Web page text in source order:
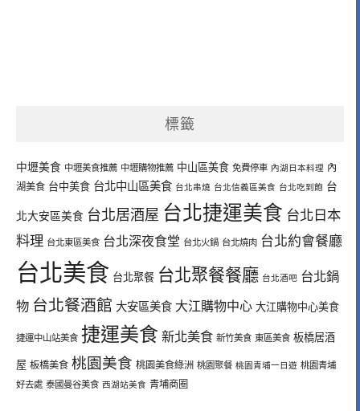
標籤
中壢美食 中壢美食推薦 中壢購物推薦 中山區美食 免費停車 內湖日本料理 內
湖美食 台中美食 台北中山區美食 台北串燒 台北信義區美食 台北吃到飽 台
北大安區美食 台北居酒屋 台北捷運美食 台北日本
料理 台北東區美食 台北深夜食堂 台北火鍋 台北燒肉 台北約會餐廳
台北美食 台北聚餐 台北聚餐餐廳 台北酒吧 台北鍋
物 台北餐酒館 大安區美食 大江購物中心 大江購物中心美食
捷運中山站美食 捷運美食 新北美食 新竹美食 東區美食 板橋居酒
屋 板橋美食 桃園美食 桃園美食綠洲 桃園聚餐 桃園青埔一日遊 桃園青埔
好去處 泰國曼谷美食 西湖站美食 青埔商圈